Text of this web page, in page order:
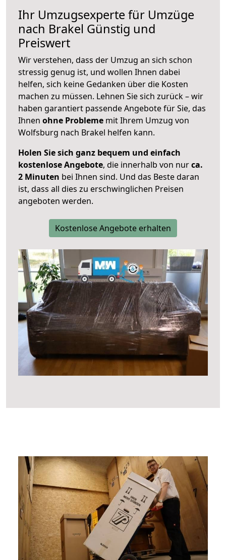
Ihr Umzugsexperte für Umzüge
nach Brakel Günstig und
Preiswert
Wir verstehen, dass der Umzug an sich schon
stressig genug ist, und wollen Ihnen dabei
helfen, sich keine Gedanken über die Kosten
machen zu müssen. Lehnen Sie sich zurück – wir
haben garantiert passende Angebote für Sie, das
Ihnen ohne Probleme mit Ihrem Umzug von
Wolfsburg nach Brakel helfen kann.
Holen Sie sich ganz bequem und einfach
kostenlose Angebote, die innerhalb von nurca.
2 Minuten bei Ihnen sind. Und das Beste daran
ist, dass all dies zu erschwinglichen Preisen
angeboten werden.
Kostenlose Angebote erhalten